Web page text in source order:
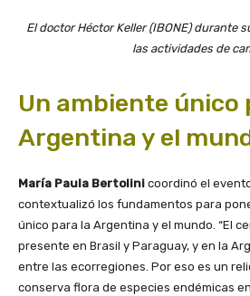
El doctor Héctor Keller (IBONE) durante
las actividades de
Un ambiente único
Argentina y el
María Paula Bertolini coordinó el
contextualizó los fundamentos para
único para la Argentina y el mundo. “El
presente en Brasil y Paraguay, y en la
entre las ecorregiones. Por eso es un
conserva flora de especies endémicas